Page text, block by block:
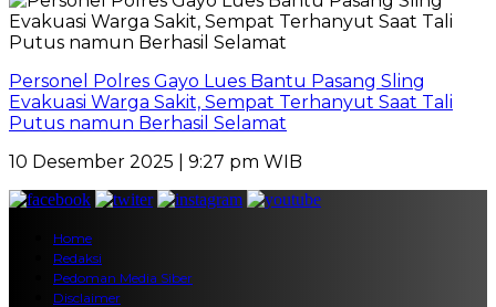
Personel Polres Gayo Lues Bantu Pasang Sling
Evakuasi Warga Sakit, Sempat Terhanyut Saat Tali
Putus namun Berhasil Selamat
10 Desember 2025 | 9:27 pm WIB
Home
Redaksi
Pedoman Media Siber
Disclaimer